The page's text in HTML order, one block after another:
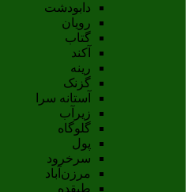
دابودشت
رویان
گتاب
آکند
رینه
گزنک
آستانه سرا
زیرآب
گلوگاه
پول
سرخرود
مرزن‌آباد
طبقده